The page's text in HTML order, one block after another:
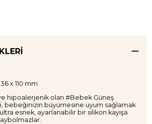
x 110 mm
hipoalerjenik olan #Bebek Güneş
bebeğinizin büyümesine uyum sağlamak
esnek, ayarlanabilir bir silikon kayışa